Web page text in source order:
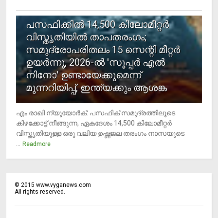
പസഫിക്കില്‍ 14,500 കിലോമീറ്റര്‍
വിസ്തൃതിയില്‍ താപതരംഗം;
സമുദ്രോപരിതലം 15 സെന്റി മീറ്റര്‍
ഉയര്‍ന്നു, 2026-ല്‍ 'സൂപ്പര്‍ എല്‍
നിനോ' ഉണ്ടായേക്കുമെന്ന്
മുന്നറിയിപ്പ്, ഇന്ത്യക്കും ആശങ്ക
എം രാഖി ന്യൂയോര്‍ക്: പസഫിക് സമുദ്രത്തിലൂടെ
കിഴക്കോട്ട് നീങ്ങുന്ന, ഏകദേശം 14,500 കിലോമീറ്റര്‍
വിസ്തൃതിയുള്ള ഒരു വലിയ ഉഷ്ണജല തരംഗം നാസയുടെ
... Readmore
©2015 www.vyganews.com
All rights reserved.